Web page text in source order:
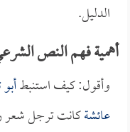
الدليل.
أهمية فهم النص
وأقول: كيف استنبط
عائشةكانت ترجل شعر